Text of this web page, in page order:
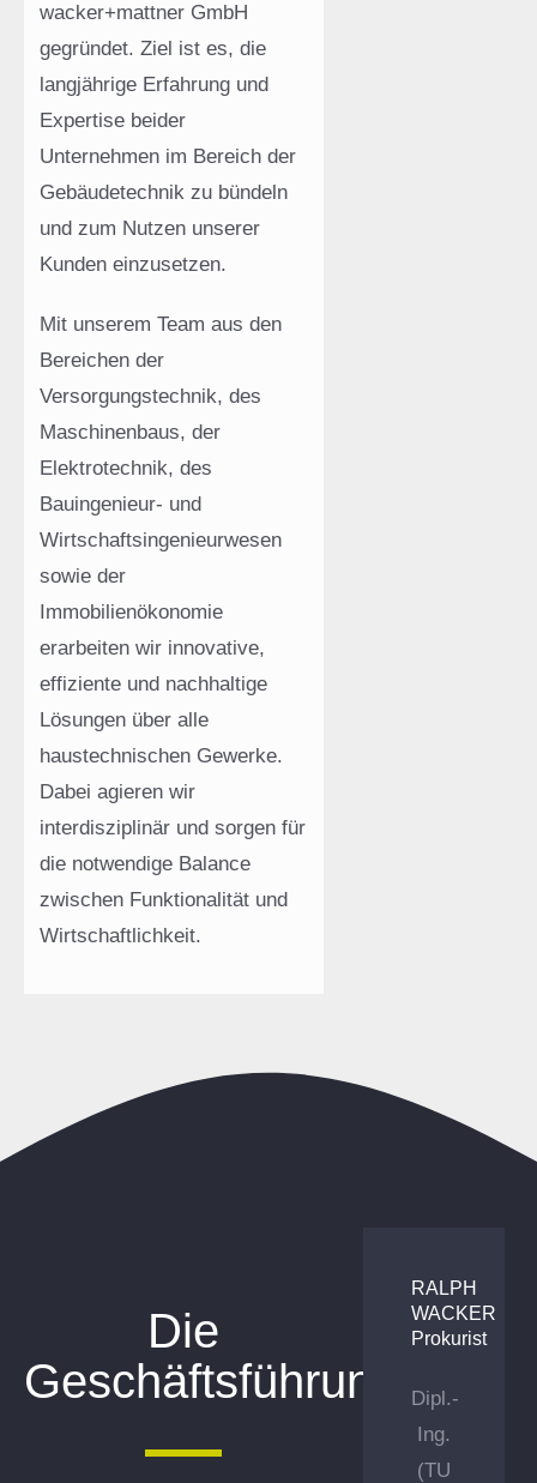
wacker+mattner GmbH
gegründet. Ziel ist es, die
langjährige Erfahrung und
Expertise beider
Unternehmen im Bereich der
Gebäudetechnik zu bündeln
und zum Nutzen unserer
Kunden einzusetzen.
Mit unserem Team aus den
Bereichen der
Versorgungstechnik, des
Maschinenbaus, der
Elektrotechnik, des
Bauingenieur- und
Wirtschaftsingenieurwesen
sowie der
Immobilienökonomie
erarbeiten wir innovative,
effiziente und nachhaltige
Lösungen über alle
haustechnischen Gewerke.
Dabei agieren wir
interdisziplinär und sorgen für
die notwendige Balance
zwischen Funktionalität und
Wirtschaftlichkeit.
Die
Geschäftsführung
RALPH
WACKER
Prokurist
Dipl.-
Ing.
(TU